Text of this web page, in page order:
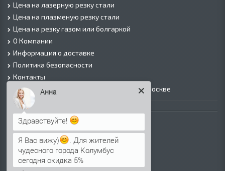
Цена на лазерную резку стали
Цена на плазменую резку стали
Цена на резку газом или болгаркой
О Компании
Информация о доставке
Политика безопасности
Контакты
Прайс лист на черный металлопрокат в Москве
Листовой прокат
Лист г/к
Лист х/к
Просечно-вытяжной лист (ПВЛ)
Лист рифленый
Здравствуйте!
Я Вас вижу)
. Для жителей
чудесного города Колумбус
сегодня скидка 5%